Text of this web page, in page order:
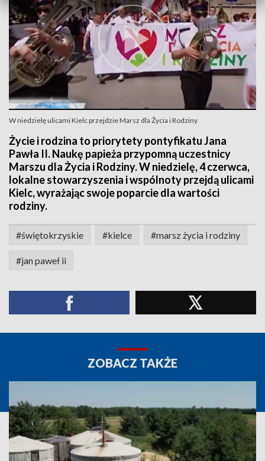
W niedzielę ulicami Kielc przejdzie Marsz dla Życia i Rodziny
Życie i rodzina to priorytety pontyfikatu Jana
Pawła II. Naukę papieża przypomną uczestnicy
Marszu dla Życia i Rodziny. W niedzielę, 4 czerwca,
lokalne stowarzyszenia i wspólnoty przejdą ulicami
Kielc, wyrażając swoje poparcie dla wartości
rodziny.
#świętokrzyskie #kielce #marsz życia i rodziny
#jan paweł ii
ZOBACZ TAKŻE